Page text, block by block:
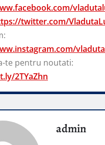
twitter.com/
te pentru noutati:
2TYaZhn
admin